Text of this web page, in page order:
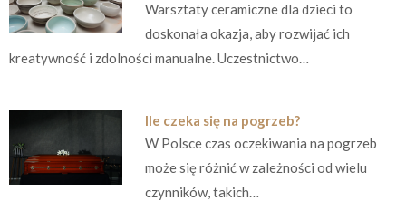
Warsztaty ceramiczne dla dzieci to
doskonała okazja, aby rozwijać ich
kreatywność i zdolności manualne. Uczestnictwo…
Ile czeka się na pogrzeb?
W Polsce czas oczekiwania na pogrzeb
może się różnić w zależności od wielu
czynników, takich…